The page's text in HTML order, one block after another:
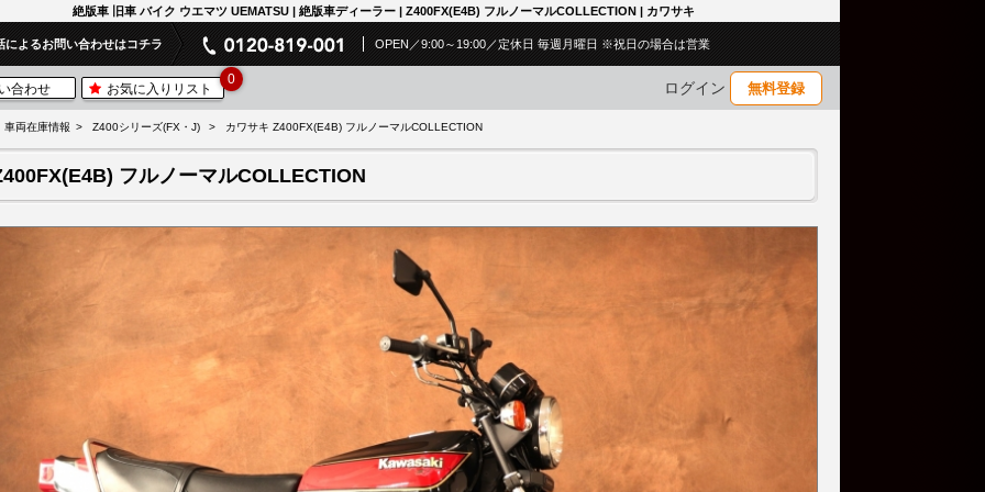
絶版車 旧車 バイク ウエマツ UEMATSU | 絶版車ディーラー | Z400FX(E4B) フルノーマルCOLLECTION | カワサキ
によるお問い合わせはコチラ OPEN／9:00～19:00／定休日 毎週月曜日 ※祝日の場合は営業
合わせ お気に入りリスト
0 ログイン 無料登録
車両在庫情報 Z400シリーズ(FX・J) カワサキ Z400FX(E4B) フルノーマルCOLLECTION
フルノーマルCOLLECTION